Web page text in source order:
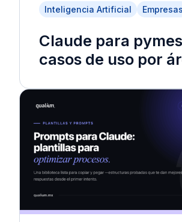
Inteligencia Artificial Empresas
Claude para
casos de uso por